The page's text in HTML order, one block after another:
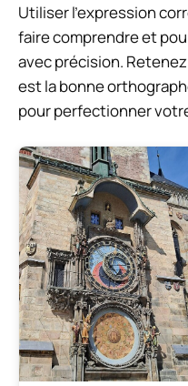
Utiliser l’expression
faire comprendre et
avec précision.
est la bonne
pour perfectionner